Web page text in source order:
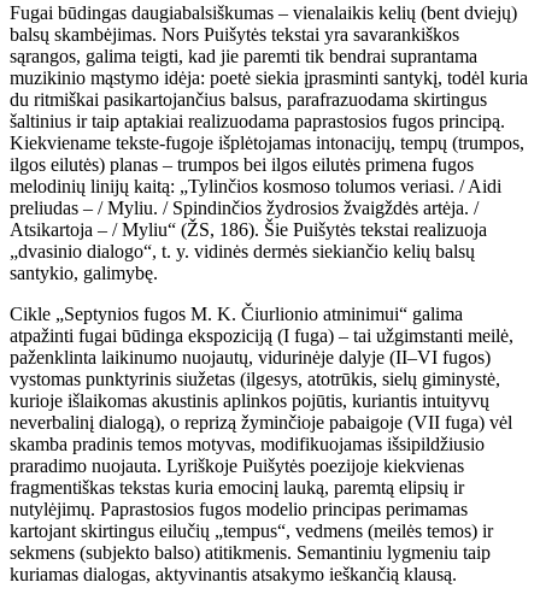
Fugai būdingas daugiabalsiškumas – vienalaikis kelių (bent dviejų)
balsų skambėjimas. Nors Puišytės tekstai yra savarankiškos
sąrangos, galima teigti, kad jie paremti tik bendrai suprantama
muzikinio mąstymo idėja: poetė siekia įprasminti santykį, todėl kuria
du ritmiškai pasikartojančius balsus, parafrazuodama skirtingus
šaltinius ir taip aptakiai realizuodama paprastosios fugos principą.
Kiekviename tekste-fugoje išplėtojamas intonacijų, tempų (trumpos,
ilgos eilutės) planas – trumpos bei ilgos eilutės primena fugos
melodinių linijų kaitą: „Tylinčios kosmoso tolumos veriasi. / Aidi
preliudas – / Myliu. / Spindinčios žydrosios žvaigždės artėja. /
Atsikartoja – / Myliu“ (ŽS, 186). Šie Puišytės tekstai realizuoja
„dvasinio dialogo“, t. y. vidinės dermės siekiančio kelių balsų
santykio, galimybę.
Cikle „Septynios fugos M. K. Čiurlionio atminimui“ galima
atpažinti fugai būdinga ekspoziciją (I fuga) – tai užgimstanti meilė,
paženklinta laikinumo nuojautų, vidurinėje dalyje (II–VI fugos)
vystomas punktyrinis siužetas (ilgesys, atotrūkis, sielų giminystė,
kurioje išlaikomas akustinis aplinkos pojūtis, kuriantis intuityvų
neverbalinį dialogą), o reprizą žyminčioje pabaigoje (VII fuga) vėl
skamba pradinis temos motyvas, modifikuojamas išsipildžiusio
praradimo nuojauta. Lyriškoje Puišytės poezijoje kiekvienas
fragmentiškas tekstas kuria emocinį lauką, paremtą elipsių ir
nutylėjimų. Paprastosios fugos modelio principas perimamas
kartojant skirtingus eilučių „tempus“, vedmens (meilės temos) ir
sekmens (subjekto balso) atitikmenis. Semantiniu lygmeniu taip
kuriamas dialogas, aktyvinantis atsakymo ieškančią klausą.